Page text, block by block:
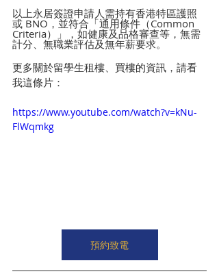
以上永居簽證申請人需持有香港特區護照
或 BNO，並符合「通用條件（Common
Criteria）」，如健康及品格審查等，無需
計分、無職業評估及無年薪要求。
更多關於留學生租樓、買樓的資訊，請看
我這條片：
https://www.youtube.com/watch?v=kNu-
FlWqmkg
預約致電